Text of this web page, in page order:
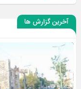
آخرین گزارش ها